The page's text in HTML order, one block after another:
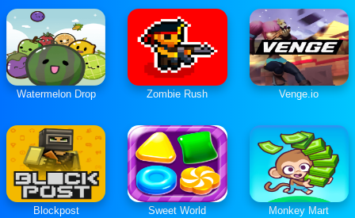
Watermelon Drop Zombie Rush Venge.io
Blockpost Sweet World Monkey Mart